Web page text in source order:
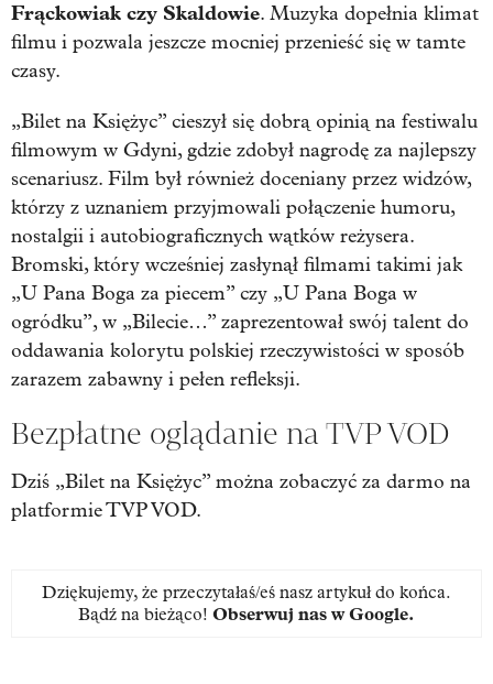
Frąckowiak czy Skaldowie. Muzyka dopełnia klimat
filmu i pozwala jeszcze mocniej przenieść się w tamte
czasy.
„Bilet na Księżyc” cieszył się dobrą opinią na festiwalu
filmowym w Gdyni, gdzie zdobył nagrodę za najlepszy
scenariusz. Film był również doceniany przez widzów,
którzy z uznaniem przyjmowali połączenie humoru,
nostalgii i autobiograficznych wątków reżysera.
Bromski, który wcześniej zasłynął filmami takimi jak
„U Pana Boga za piecem” czy „U Pana Boga w
ogródku”, w „Bilecie…” zaprezentował swój talent do
oddawania kolorytu polskiej rzeczywistości w sposób
zarazem zabawny i pełen refleksji.
Bezpłatne oglądanie na TVP VOD
Dziś „Bilet na Księżyc” można zobaczyć za darmo na
platformie TVP VOD.
Dziękujemy, że przeczytałaś/eś nasz artykuł do końca.
Bądź na bieżąco! Obserwuj nas w Google.